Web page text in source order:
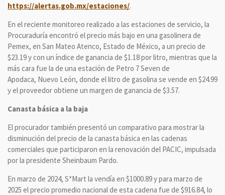
https://alertas.gob.mx/estaciones/.
En el reciente monitoreo realizado a las estaciones de servicio, la
Procuraduría encontró el precio más bajo en una gasolinera de
Pemex, en San Mateo Atenco, Estado de México, a un precio de
$23.19 y con un índice de ganancia de $1.18 por litro, mientras que la
más cara fue la de una estación de Petro 7 Seven de
Apodaca, Nuevo León, donde el litro de gasolina se vende en $24.99
y el proveedor obtiene un margen de ganancia de $3.57.
Canasta básica a la baja
El procurador también presentó un comparativo para mostrar la
disminución del precio de la canasta básica en las cadenas
comerciales que participaron en la renovación del PACIC, impulsada
por la presidente Sheinbaum Pardo.
En marzo de 2024, S*Mart la vendía en $1000.89 y para marzo de
2025 el precio promedio nacional de esta cadena fue de $916.84, lo